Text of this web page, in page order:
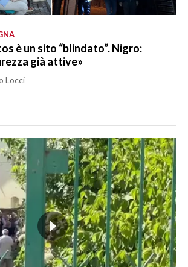
è un sito “blindato”. Nigro:
già attive»
Locci